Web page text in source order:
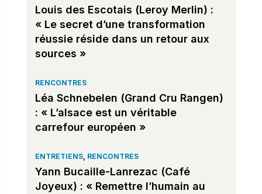
Louis des Escotais (Leroy Merlin) :
« Le secret d’une transformation
réussie réside dans un retour aux
sources »
RENCONTRES
Léa Schnebelen (Grand Cru Rangen)
: « L’alsace est un véritable
carrefour européen »
ENTRETIENS, RENCONTRES
Yann Bucaille-Lanrezac (Café
Joyeux) : « Remettre l’humain au